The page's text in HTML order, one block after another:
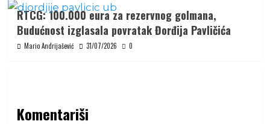
RTCG: 100.000 eura za rezervnog golmana,
Budućnost izglasala povratak Đorđija Pavličića
Mario Andrijašević 31/07/2026 0
Komentariši